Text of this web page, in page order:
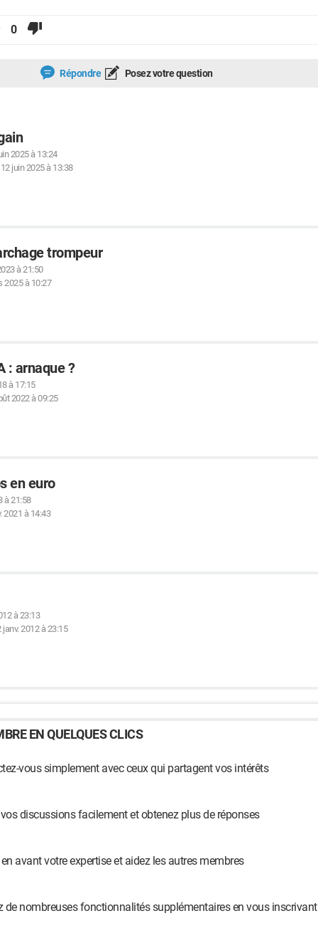
0
Répondre Posez votre question
2025 à 13:24
12 juin 2025 à 13:38
trompeur
à 21:50
2025 à 10:27
: arnaque ?
à 17:15
2022 à 09:25
en euro
à 21:58
2021 à 14:43
à 23:13
janv. 2012 à 23:15
EN QUELQUES CLICS
vous simplement avec ceux qui partagent vos intérêts
discussions facilement et obtenez plus de réponses
avant votre expertise et aidez les autres membres
de nombreuses fonctionnalités supplémentaires en vous inscrivant